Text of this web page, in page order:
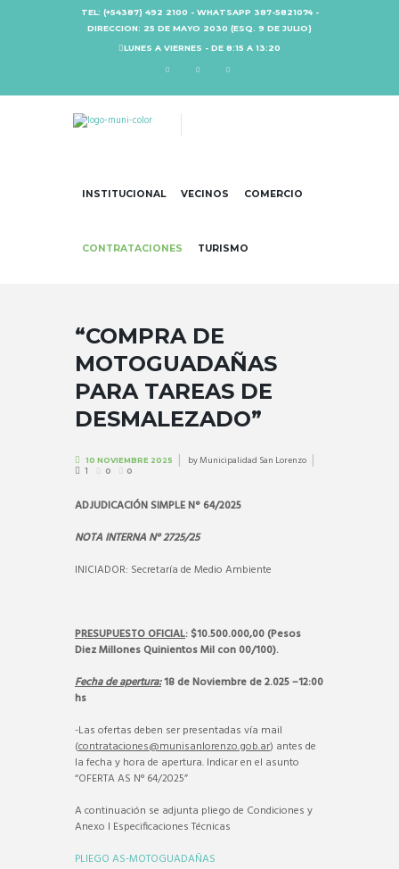
TEL: (+54387) 492 2100 - WHATSAPP 387-5821074 -
DIRECCION: 25 DE MAYO 2030 (ESQ. 9 DE JULIO)
LUNES A VIERNES - DE 8:15 A 13:20
INSTITUCIONAL VECINOS COMERCIO
CONTRATACIONES TURISMO
“COMPRA DE
MOTOGUADAÑAS
PARA TAREAS DE
DESMALEZADO”
10 NOVIEMBRE 2025 byMunicipalidad San Lorenzo
1 0 0
ADJUDICACIÓN SIMPLE N° 64/2025
NOTA INTERNA N° 2725/25
INICIADOR: Secretaría de Medio Ambiente
PRESUPUESTO OFICIAL: $10.500.000,00 (Pesos
Diez Millones Quinientos Mil con 00/100).
Fecha de apertura:18 de Noviembre de 2.025 –12:00
hs
-Las ofertas deben ser presentadas vía mail
(contrataciones@munisanlorenzo.gob.ar) antes de
la fecha y hora de apertura. Indicar en el asunto
“OFERTA AS N° 64/2025”
A continuación se adjunta pliego de Condiciones y
Anexo I Especificaciones Técnicas
PLIEGO AS-MOTOGUADAÑAS